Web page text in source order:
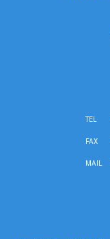
TEL
FAX
MAIL